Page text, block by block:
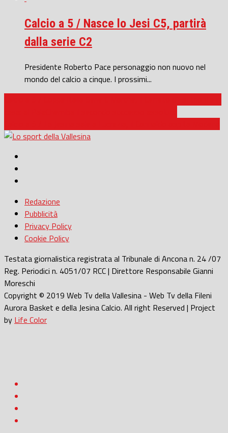
Calcio a 5 / Nasce lo Jesi C5, partirà
dalla serie C2
Presidente Roberto Pace personaggio non nuovo nel
mondo del calcio a cinque. I prossimi...
Redazione
Pubblicità
Privacy Policy
Cookie Policy
Testata giornalistica registrata al Tribunale di Ancona n. 24 /07
Reg. Periodici n. 4051/07 RCC | Direttore Responsabile Gianni
Moreschi
Copyright © 2019 Web Tv della Vallesina - Web Tv della Fileni
Aurora Basket e della Jesina Calcio. All right Reserved | Project
by Life Color